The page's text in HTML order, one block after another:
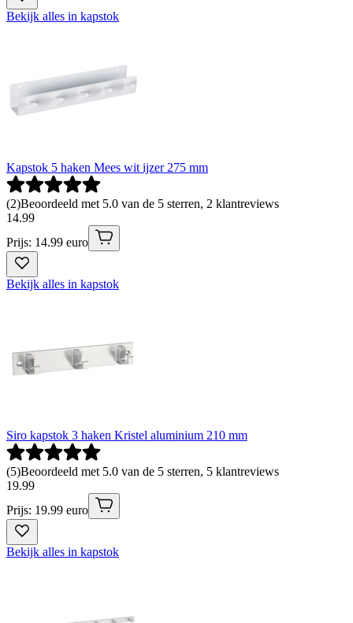
Bekijk alles in kapstok
Kapstok 5 haken Mees wit ijzer 275 mm
(2)Beoordeeld met 5.0 van de 5 sterren, 2 klantreviews
14.99
Prijs: 14.99 euro
Bekijk alles in kapstok
Siro kapstok 3 haken Kristel aluminium 210 mm
(5)Beoordeeld met 5.0 van de 5 sterren, 5 klantreviews
19.99
Prijs: 19.99 euro
Bekijk alles in kapstok